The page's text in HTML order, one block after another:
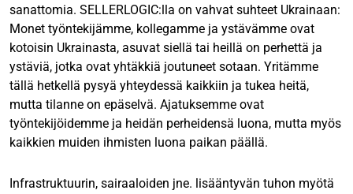
sanattomia. SELLERLOGIC:lla on vahvat suhteet Ukrainaan:
Monet työntekijämme, kollegamme ja ystävämme ovat
kotoisin Ukrainasta, asuvat siellä tai heillä on perhettä ja
ystäviä, jotka ovat yhtäkkiä joutuneet sotaan. Yritämme
tällä hetkellä pysyä yhteydessä kaikkiin ja tukea heitä,
mutta tilanne on epäselvä. Ajatuksemme ovat
työntekijöidemme ja heidän perheidensä luona, mutta myös
kaikkien muiden ihmisten luona paikan päällä.
Infrastruktuurin, sairaaloiden jne. lisääntyvän tuhon myötä